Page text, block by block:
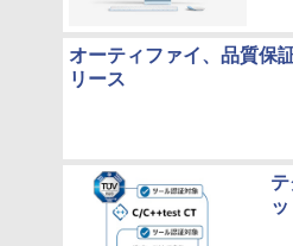
オーティファイ、品質保
リース